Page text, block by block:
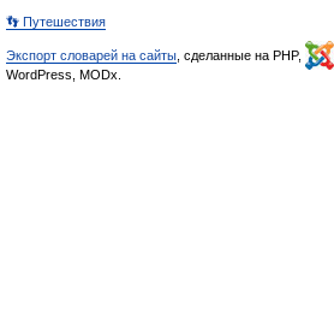
👣 Путешествия
Экспорт словарей на сайты , сделанные на PHP,
WordPress, MODx.